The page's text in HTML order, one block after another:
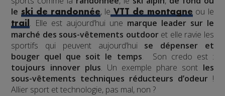
le ski de randonnée, leVTT de montagne ou le
trail. Elle est aujourd’hui une marque leader sur le
marché des sous-vêtements outdooret elle ravie les
sportifs qui peuvent aujourd’hui se dépenser et
bouger quel que soit le temps. Son credo est :
toujours innover plus. Un exemple phare sont les
sous-vêtements techniques réducteurs d’odeur!
Allier sport et technologie, pas mal, non ?